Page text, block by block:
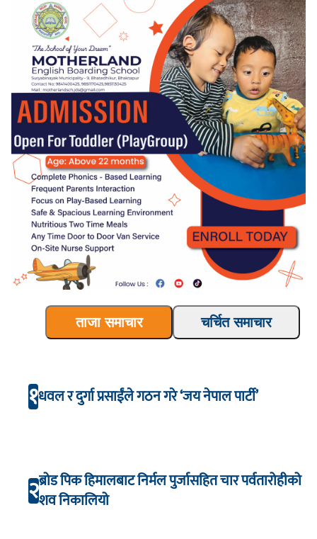
ताजा समाचार चर्चित समाचार
१धवल र दुर्गा प्रसाईंले गठन गरे ‘जय नेपाल पार्टी’
२ब्रोड पिक हिमालबाट निर्मल पुर्जासहित चार पर्वतारोहीको
शव निकालियो